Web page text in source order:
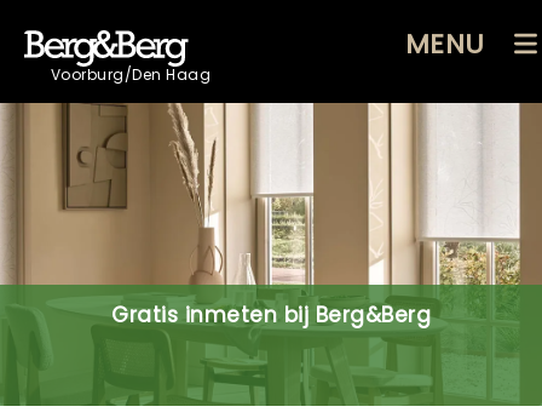
Voorburg/Den Haag
MENU
Gratis inmeten bij Berg&Berg